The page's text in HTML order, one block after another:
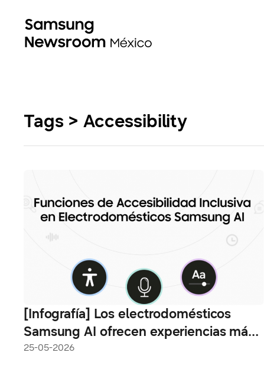
Tags > Accessibility
[Infografía] Los electrodomésticos
Samsung AI ofrecen experiencias más
intuitivas a través de funciones de
25-05-2026